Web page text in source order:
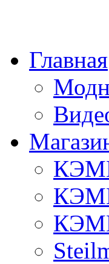
Главная